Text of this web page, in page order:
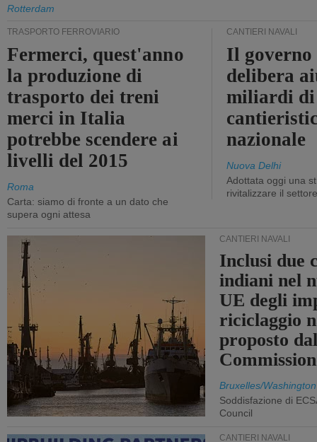
Rotterdam
TRASPORTO FERROVIARIO
Fermerci, quest'anno
la produzione di
trasporto dei treni
merci in Italia
potrebbe scendere ai
livelli del 2015
Roma
Carta: siamo di fronte a un dato che
supera ogni attesa
CANTIERI NAVALI
Il
delibera
miliardi
nazionale
Nuova Delhi
Adottata oggi una
rivitalizzare il settore
CANTIERI NAVALI
Inclusi due
indiani nel
UE degli
riciclaggio
proposto
Bruxelles/Washington
Soddisfazione di
Council
CANTIERI NAVALI